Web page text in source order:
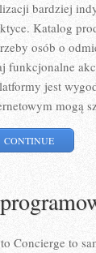
bardziej
Katalog
osób o
funkcjonalne
jest
mogą
CONTINUE
Concierge to